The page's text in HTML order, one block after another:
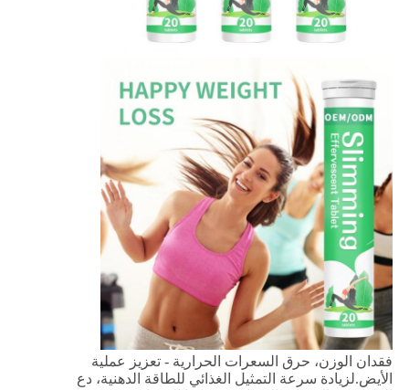
فقدان الوزن، حرق السعرات الحرارية - تعزيز عملية
الأيض.لزيادة سرعة التمثيل الغذائي للطاقة الدهنية، دع